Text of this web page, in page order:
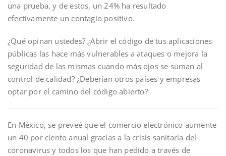
una prueba, y de estos, un 24% ha resultado
efectivamente un contagio positivo.
¿Qué opinan ustedes? ¿Abrir el código de tus aplicaciones
públicas las hace más vulnerables a ataques o mejora la
seguridad de las mismas cuando más ojos se suman al
control de calidad? ¿Deberían otros países y empresas
optar por el camino del código abierto?
En México, se preveé que el comercio electrónico aumente
un 40 por ciento anual gracias a la crisis sanitaria del
coronavirus y todos los que han pedido a través de